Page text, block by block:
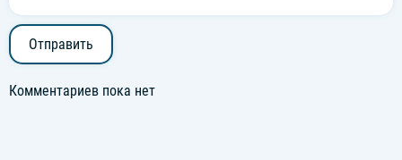
Отправить
Комментариев пока нет